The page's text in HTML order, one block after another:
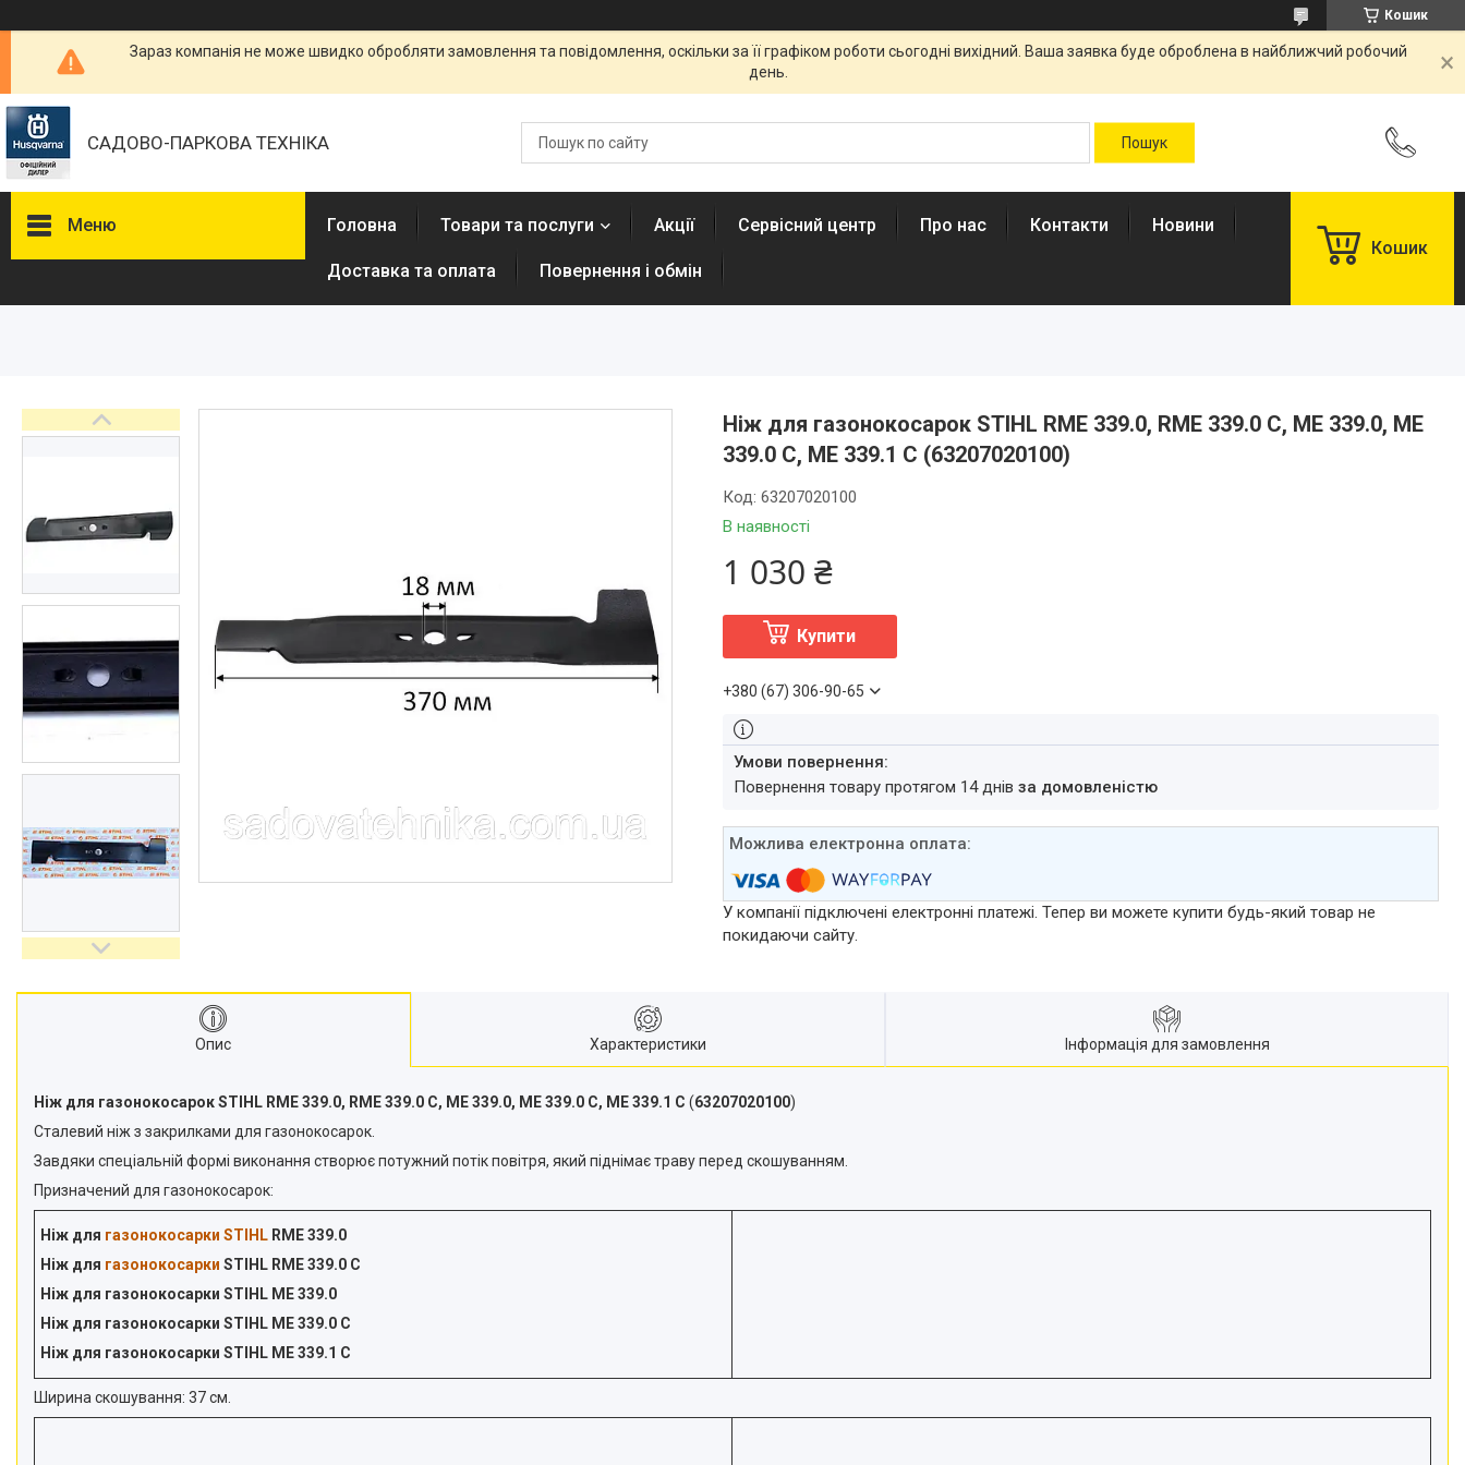
Кошик
Зараз компанія не може швидко обробляти замовлення та повідомлення, оскільки за її графіком роботи сьогодні вихідний. Ваша заявка буде оброблена в найближчий робочий
день.
САДОВО-ПАРКОВА ТЕХНІКА
Меню
Мотокоси та тримери
Роботи-газонокосарки
Генератори
Насоси водяні/мотопомпи
Повітродувки і садові
пилососи
Мотобури
Мийки високого тискуху
Бензорізи
Подрібнювачі гілок
Райдери
Трактори газонокосарки
Аксесуари
Головна Товари та послуги Акції Сервісний центр Про нас Контакти Новини
Доставка та оплата Повернення і обмін
Кошик
Ніж для газонокосарок STIHL RME 339.0, RME 339.0 C, ME 339.0, ME
339.0 C, ME 339.1 C (63207020100)
В наявності
Код: 63207020100
1 030 ₴
Купити
+380 (67) 306-90-65
повернення товару протягом 14 днів за домовленістю
У компанії підключені електронні платежі. Тепер ви можете купити будь-який товар не
покидаючи сайту.
Опис Характеристики Інформація для замовлення
Ніж для газонокосарок STIHL RME 339.0, RME 339.0 C, ME 339.0, ME 339.0 C, ME 339.1 C (63207020100)
Сталевий ніж з закрилками для газонокосарок.
Завдяки спеціальній формі виконання створює потужний потік повітря, який піднімає траву перед скошуванням.
Призначений для газонокосарок:
Ніж для газонокосарки STIHL RME 339.0
Ніж для газонокосарки STIHL RME 339.0 C
Ніж для газонокосарки STIHL ME 339.0
Ніж для газонокосарки STIHL ME 339.0 C
Ніж для газонокосарки STIHL ME 339.1 C
Ширина скошування: 37 см.